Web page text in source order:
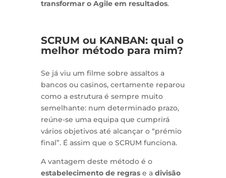
transformar o Agile em resultados.
SCRUM ou KANBAN: qual o
melhor método para mim?
Se já viu um filme sobre assaltos a
bancos ou casinos, certamente reparou
como a estrutura é sempre muito
semelhante: num determinado prazo,
reúne-se uma equipa que cumprirá
vários objetivos até alcançar o “prémio
final”. É assim que o SCRUM funciona.
A vantagem deste método é o
estabelecimento de regrase a divisão